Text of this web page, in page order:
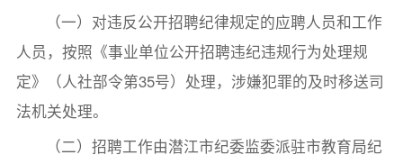
（一）对违反公开招聘纪律规定的应聘人员和工作
人员，按照《事业单位公开招聘违纪违规行为处理规
定》（人社部令第35号）处理，涉嫌犯罪的及时移送司
法机关处理。
（二）招聘工作由潜江市纪委监委派驻市教育局纪